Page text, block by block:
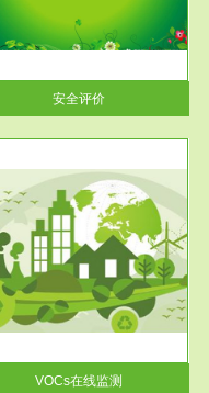
安全评价
VOCs在线监测